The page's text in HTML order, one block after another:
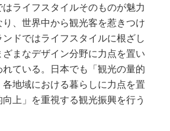
ライフスタイルそのものが魅力
、世界中から観光客を惹きつけ
ドではライフスタイルに根ざし
まなデザイン分野に力点を置い
ている。日本でも「観光の量的
地域における暮らしに力点を置
上」を重視する観光振興を行う